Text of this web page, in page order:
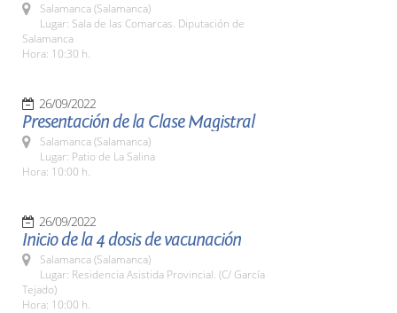
Salamanca (Salamanca)
Lugar: Sala de las Comarcas. Diputación de
Salamanca
Hora: 10:30 h.
26/09/2022
Presentación de la Clase Magistral
Salamanca (Salamanca)
Lugar: Patio de La Salina
Hora: 10:00 h.
26/09/2022
Inicio de la 4 dosis de vacunación
Salamanca (Salamanca)
Lugar: Residencia Asistida Provincial. (C/ García
Tejado)
Hora: 10:00 h.